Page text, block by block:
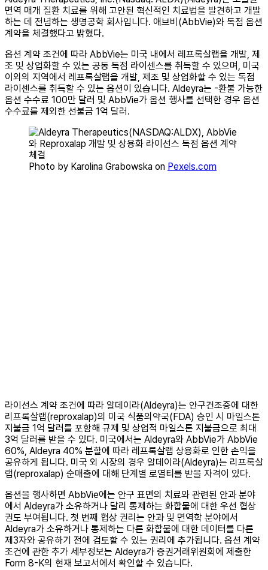
면역 매개 질환 치료를 위해 고안된 혁신적인 치료법을 발견하고 개발
하는 데 전념하는 생명공학 회사입니다. 애브비(AbbVie)와 독점 옵션
계약을 체결했다고 밝혔다.
옵션 계약 조건에 따라 AbbVie는 미국 내에서 레프록살랩을 개발, 제
조 및 상업화할 수 있는 공동 독점 라이센스를 취득할 수 있으며, 미국
이외의 지역에서 레프록살랩을 개발, 제조 및 상업화할 수 있는 독점
라이센스를 취득할 수 있는 옵션이 있습니다. Aldeyra는 -환불 가능한
옵션 수수료 100만 달러 및 AbbVie가 옵션 행사를 선택한 경우 옵션
수수료를 제외한 선불금 1억 달러.
Photo by Karolina Grabowska on Pexels.com
라이선스 계약 조건에 따라 알데이라(Aldeyra)는 안구건조증에 대한
리프록살랩(reproxalap)의 미국 식품의약국(FDA) 승인 시 마일스톤
지불금 1억 달러를 포함해 규제 및 상업적 마일스톤 지불금으로 최대
3억 달러를 받을 수 있다. 미국에서는 Aldeyra와 AbbVie가 AbbVie
60%, Aldeyra 40% 분할에 따라 레프록살랩 상용화로 인한 손익을
공유하게 됩니다. 미국 외 시장의 경우 알데이라(Aldeyra)는 리프록살
랩(reproxalap) 순매출에 대해 단계별 로열티를 받을 자격이 있다.
옵션을 행사하면 AbbVie에는 안구 표면의 치료와 관련된 안과 분야
에서 Aldeyra가 소유하거나 달리 통제하는 화합물에 대한 우선 협상
권도 부여됩니다. 첫 번째 협상 권리는 안과 및 면역학 분야에서
Aldeyra가 소유하거나 통제하는 다른 화합물에 대한 데이터를 다른
제3자와 공유하기 전에 검토할 수 있는 권리에 추가됩니다. 옵션 계약
조건에 관한 추가 세부정보는 Aldeyra가 증권거래위원회에 제출한
Form 8-K의 현재 보고서에서 확인할 수 있습니다.